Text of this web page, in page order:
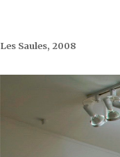
Les Saules, 2008